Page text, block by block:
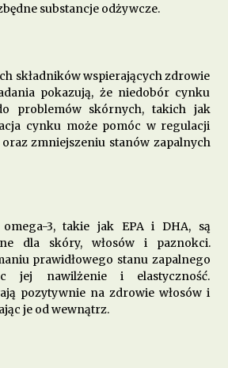
przy zapaleniu pęcherza – co jeść, aby
objawy?
miesięcy ago
w chorobach autoimmunologicznych –
odporność?
miesięcy ago
produkty pomagają w walce z zapaleniem
substancje odżywcze.
składników wspierających zdrowie
pokazują, że niedobór cynku
problemów skórnych, takich jak
cynku może pomóc w regulacji
zmniejszeniu stanów zapalnych
omega-3, takie jak EPA i DHA, są
dla skóry, włosów i paznokci.
prawidłowego stanu zapalnego
jej nawilżenie i elastyczność.
pozytywnie na zdrowie włosów i
je od wewnątrz.